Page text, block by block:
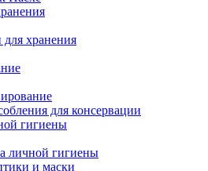
для хранения
для консервации
гигиены
личной гигиены
и маски